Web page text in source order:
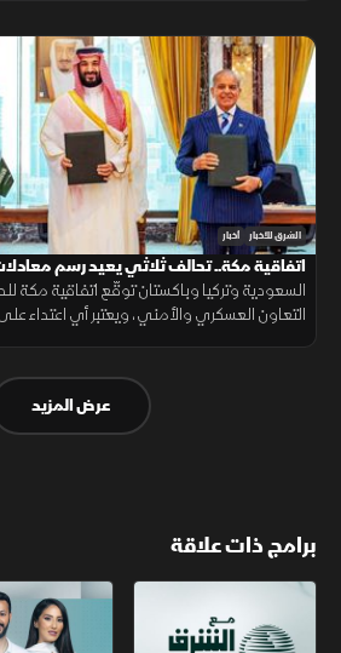
الشرق للأخبار أخبار
اتفاقية مكة.. تحالف ثلاثي يعيد رسم
السعودية وتركيا وباكستان توقّع اتفاقية مكة
التعاون العسكري والأمني، ويعتبر أي اعتداء
عرض المزيد
برامج ذات علاقة
مع الشرق الأوسط الخبر الآخر